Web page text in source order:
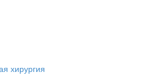
хирургия